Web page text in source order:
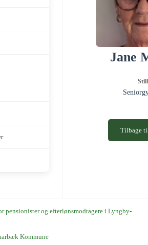
Jane
Tilbage
pensionister og efterlønsmodtagere i Lyngby-
Kommune